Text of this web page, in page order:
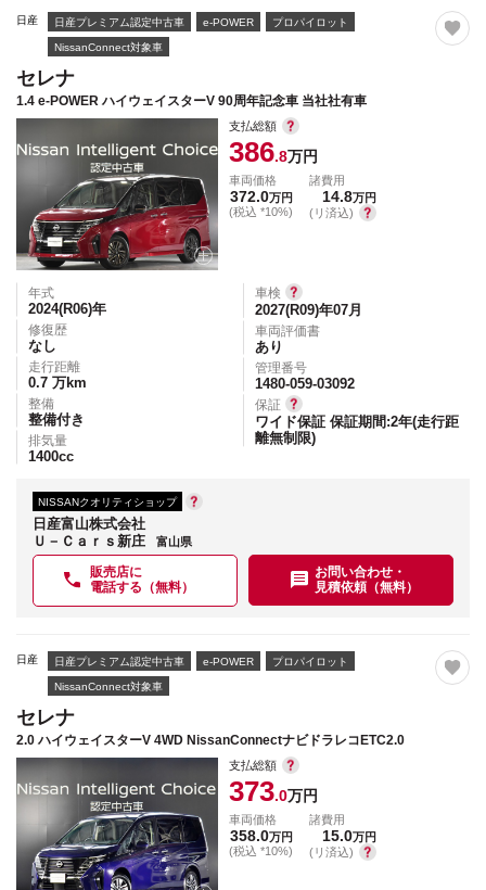
日産 日産プレミアム認定中古車 e-POWER プロパイロット
NissanConnect対象車
セレナ
1.4 e-POWER ハイウェイスターV 90周年記念車 当社社有車
支払総額
386.8万円
車両価格
372.0万円
(税込 *10%)
諸費用
14.8万円
(リ済込)
年式
2024(R06)年
修復歴
なし
走行距離
0.7 万km
整備
整備付き
排気量
1400cc
車検
2027(R09)年07月
車両評価書
あり
管理番号
1480-059-03092
保証
ワイド保証 保証期間:2年(走行距
離無制限)
NISSANクオリティショップ
日産富山株式会社
Ｕ－Ｃａｒｓ新庄
富山県
販売店に
電話する（無料）
お問い合わせ・
見積依頼（無料）
日産 日産プレミアム認定中古車 e-POWER プロパイロット
NissanConnect対象車
セレナ
2.0 ハイウェイスターV 4WD NissanConnectナビドラレコETC2.0
支払総額
373.0万円
車両価格
358.0万円
(税込 *10%)
諸費用
15.0万円
(リ済込)